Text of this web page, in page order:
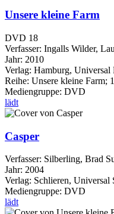
Unsere kleine Farm
DVD 18
Verfasser: Ingalls Wilder,
Jahr: 2010
Verlag: Hamburg, Universal
Reihe: Unsere kleine Farm;
Mediengruppe: DVD
lädt
Casper
Verfasser: Silberling, Brad
Jahr: 2004
Verlag: Schlieren, Universal
Mediengruppe: DVD
lädt